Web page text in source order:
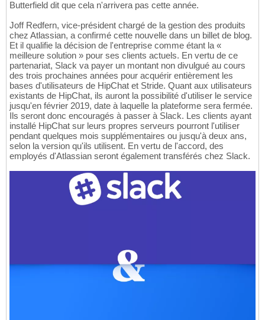
Butterfield dit que cela n'arrivera pas cette année.
Joff Redfern, vice-président chargé de la gestion des produits
chez Atlassian, a confirmé cette nouvelle dans un billet de blog.
Et il qualifie la décision de l'entreprise comme étant la «
meilleure solution » pour ses clients actuels. En vertu de ce
partenariat, Slack va payer un montant non divulgué au cours
des trois prochaines années pour acquérir entièrement les
bases d'utilisateurs de HipChat et Stride. Quant aux utilisateurs
existants de HipChat, ils auront la possibilité d'utiliser le service
jusqu'en février 2019, date à laquelle la plateforme sera fermée.
Ils seront donc encouragés à passer à Slack. Les clients ayant
installé HipChat sur leurs propres serveurs pourront l'utiliser
pendant quelques mois supplémentaires ou jusqu'à deux ans,
selon la version qu'ils utilisent. En vertu de l'accord, des
employés d'Atlassian seront également transférés chez Slack.